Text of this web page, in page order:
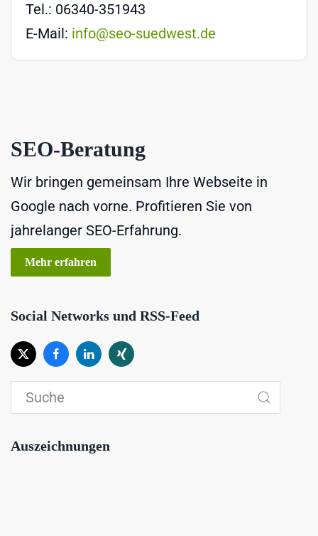
Tel.: 06340-351943
E-Mail: info@seo-suedwest.de
SEO-Beratung
Wir bringen gemeinsam Ihre Webseite in
Google nach vorne. Profitieren Sie von
jahrelanger SEO-Erfahrung.
Mehr erfahren
Social Networks und RSS-Feed
Auszeichnungen